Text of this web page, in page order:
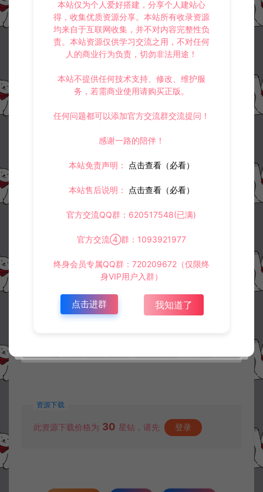
资源下载
此资源下载价格为 30 星钻，请先 登录
本站仅为个人爱好搭建，分享个人建站心
得，收集优质资源分享。本站所有收录资源
均来自于互联网收集，并不对内容完整性负
责。本站资源仅供学习交流之用，不对任何
人的商业行为负责，切勿非法用途！
本站不提供任何技术支持、修改、维护服
务，若需商业使用请购买正版。
任何问题都可以添加官方交流群交流提问！
感谢一路的陪伴！
本站免责声明： 点击查看（必看）
本站售后说明： 点击查看（必看）
官方交流QQ群：620517548(已满)
官方交流④群：1093921977
终身会员专属QQ群：720209672（仅限终
身VIP用户入群）
点击进群 我知道了